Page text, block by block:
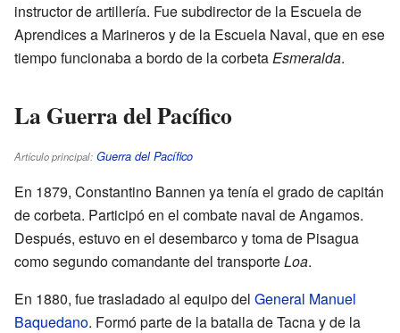
instructor de artillería. Fue subdirector de la Escuela de
Aprendices a Marineros y de la Escuela Naval, que en ese
tiempo funcionaba a bordo de la corbetaEsmeralda.
La Guerra del Pacífico
Artículo principal: Guerra del Pacífico
En 1879, Constantino Bannen ya tenía el grado de capitán
de corbeta. Participó en el combate naval de Angamos.
Después, estuvo en el desembarco y toma de Pisagua
como segundo comandante del transporteLoa.
En 1880, fue trasladado al equipo del General Manuel
Baquedano. Formó parte de la batalla de Tacna y de la